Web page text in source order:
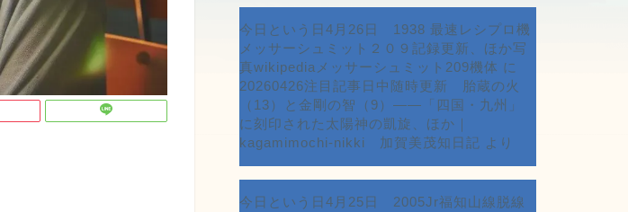
今日という日4月26日 1938 最速レシプロ機
メッサーシュミット２０９記録更新、ほか写
真wikipediaメッサーシュミット209機体 に
20260426注目記事日中随時更新 胎蔵の火
（13）と金剛の智（9）――「四国・九州」
に刻印された太陽神の凱旋、ほか｜
kagamimochi-nikki 加賀美茂知日記 より
今日という日4月25日 2005Jr福知山線脱線